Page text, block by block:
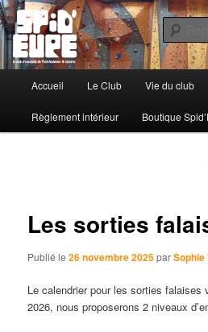
Spid'Eure
Le Club d'Escalade de Pont-Audemer &
Aller
au
Accueil Le Club Vie du club
Règlement intérieur Boutique
Les sorties
Publié le26 novembre 2025parSophie
Le calendrier pour les sorties falaises
2026, nous proposerons 2 niveaux